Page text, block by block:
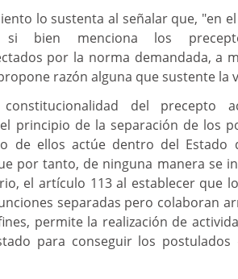
lo sustenta al señalar que, "en
si bien menciona los
por la norma demandada, a
razón alguna que sustente la
del precepto
principio de la separación de los
de ellos actúe dentro del Estado
por tanto, de ninguna manera se
el artículo 113 al establecer que
separadas pero colaboran
permite la realización de
para conseguir los